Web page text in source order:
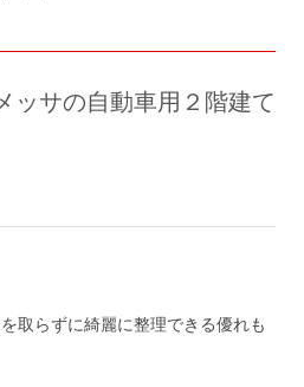
ッサの自動車用２階建て
取らずに綺麗に整理できる優れも